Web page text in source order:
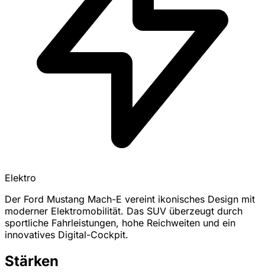
Elektro
Der Ford Mustang Mach-E vereint ikonisches Design mit
moderner Elektromobilität. Das SUV überzeugt durch
sportliche Fahrleistungen, hohe Reichweiten und ein
innovatives Digital-Cockpit.
Stärken